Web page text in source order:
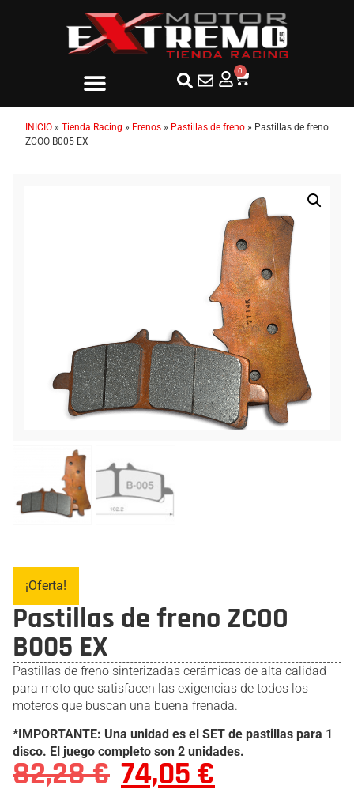
0
INICIO » Tienda Racing » Frenos » Pastillas de freno » Pastillas de freno
ZCOO B005 EX
¡Oferta!
Pastillas de freno ZCOO
B005 EX
Pastillas de freno sinterizadas cerámicas de alta calidad
para moto que satisfacen las exigencias de todos los
moteros que buscan una buena frenada.
*IMPORTANTE: Una unidad es el SET de pastillas para 1
disco. El juego completo son 2 unidades.
82,28€ 74,05€